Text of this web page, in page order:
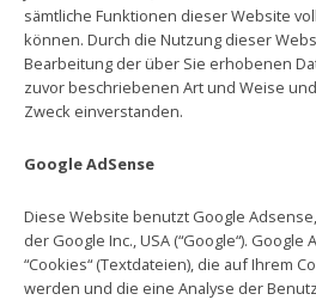
sämtliche Funktionen dieser Website
können. Durch die Nutzung dieser
Bearbeitung der über Sie erhobenen
zuvor beschriebenen Art und Weise
Zweck einverstanden.
Google AdSense
Diese Website benutzt Google
der Google Inc., USA (“Google“).
“Cookies“ (Textdateien), die auf Ihrem
werden und die eine Analyse der